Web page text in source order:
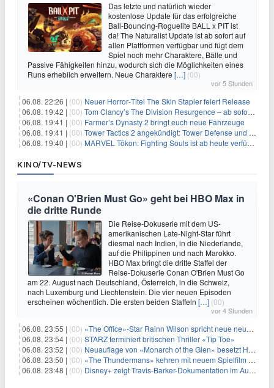
Das letzte und natürlich wieder
kostenlose Update für das erfolgreiche
Ball-Bouncing-Roguelite BALL x PIT ist
da! The Naturalist Update ist ab sofort auf
allen Plattformen verfügbar und fügt dem
Spiel noch mehr Charaktere, Bälle und
Passive Fähigkeiten hinzu, wodurch sich die Möglichkeiten eines
Runs erheblich erweitern. Neue Charaktere […] (00)
vor 5 Stunden
06.08. 22:26 | (00) Neuer Horror‑Titel The Skin Stapler feiert Release
06.08. 19:42 | (00) Tom Clancy’s The Division Resurgence – ab sofort für euch verfügbar
06.08. 19:41 | (00) Farmer’s Dynasty 2 bringt euch neue Fahrzeuge
06.08. 19:41 | (00) Tower Tactics 2 angekündigt: Tower Defense und Deckbuilding Kombo kehrt zurück
06.08. 19:40 | (00) MARVEL Tōkon: Fighting Souls ist ab heute verfügbar
KINO/TV-NEWS
«Conan O'Brien Must Go» geht bei HBO Max in
die dritte Runde
Die Reise-Dokuserie mit dem US-
amerikanischen Late-Night-Star führt
diesmal nach Indien, in die Niederlande,
auf die Philippinen und nach Marokko.
HBO Max bringt die dritte Staffel der
Reise-Dokuserie Conan O'Brien Must Go
am 22. August nach Deutschland, Österreich, in die Schweiz,
nach Luxemburg und Liechtenstein. Die vier neuen Episoden
erscheinen wöchentlich. Die ersten beiden Staffeln […] (00)
vor 4 Stunden
06.08. 23:55 | (00) «The Office»-Star Rainn Wilson spricht neue neuseeländische Serie «Settling»
06.08. 23:54 | (00) STARZ terminiert britischen Thriller «Tip Toe»
06.08. 23:52 | (00) Neuauflage von «Monarch of the Glen» besetzt Hauptrollen
06.08. 23:50 | (00) «The Thundermans» kehren mit neuem Spielfilm zurück
06.08. 23:48 | (00) Disney+ zeigt Travis-Barker-Dokumentation im August